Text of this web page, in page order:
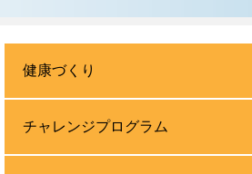
健康づくり
チャレンジプログラム